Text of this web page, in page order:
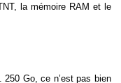
la mémoire RAM et le
Go, ce n’est pas bien